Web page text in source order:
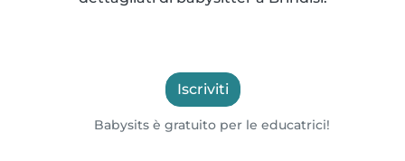
Iscriviti
Babysits è gratuito per le educatrici!